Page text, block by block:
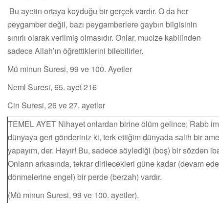
Bu ayetin ortaya koyduğu bir gerçek vardır. O da her
peygamber değil, bazı peygamberlere gaybın bilgisinin
sınırlı olarak verilmiş olmasıdır. Onlar, mucize kabilinden
sadece Allah’ın öğrettiklerini bilebilirler.
Mü minun Suresi, 99 ve 100. Ayetler
Neml Suresi, 65. ayet 216
Cin Suresi, 26 ve 27. ayetler
TEMEL AYET Nihayet onlardan birine ölüm gelince; Rabb
dünyaya geri gönderiniz ki, terk ettiğim dünyada salih bir
yapayım, der. Hayır! Bu, sadece söylediği (boş) bir sözden
Onların arkasında, tekrar dirilecekleri güne kadar (devam
dönmelerine engel) bir perde (berzah) vardır.
(Mü minun Suresi, 99 ve 100. ayetler).